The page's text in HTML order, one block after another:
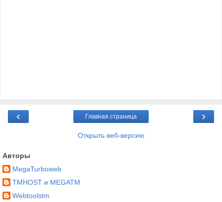
‹ ›
Главная страница
Открыть веб-версию
Авторы
MegaTurboweb
TMHOST и MEGATM
Webtoolstm